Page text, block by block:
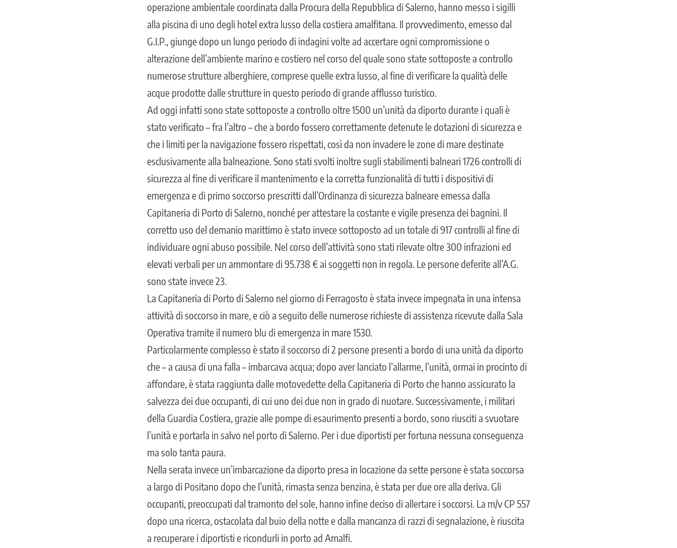
operazione ambientale coordinata dalla Procura della Repubblica di Salerno, hanno messo i sigilli
alla piscina di uno degli hotel extra lusso della costiera amalfitana. Il provvedimento, emesso dal
G.I.P., giunge dopo un lungo periodo di indagini volte ad accertare ogni compromissione o
alterazione dell’ambiente marino e costiero nel corso del quale sono state sottoposte a controllo
numerose strutture alberghiere, comprese quelle extra lusso, al fine di verificare la qualità delle
acque prodotte dalle strutture in questo periodo di grande afflusso turistico.
Ad oggi infatti sono state sottoposte a controllo oltre 1500 un’unità da diporto durante i quali è
stato verificato – fra l’altro – che a bordo fossero correttamente detenute le dotazioni di sicurezza e
che i limiti per la navigazione fossero rispettati, così da non invadere le zone di mare destinate
esclusivamente alla balneazione. Sono stati svolti inoltre sugli stabilimenti balneari 1726 controlli di
sicurezza al fine di verificare il mantenimento e la corretta funzionalità di tutti i dispositivi di
emergenza e di primo soccorso prescritti dall’Ordinanza di sicurezza balneare emessa dalla
Capitaneria di Porto di Salerno, nonché per attestare la costante e vigile presenza dei bagnini. Il
corretto uso del demanio marittimo è stato invece sottoposto ad un totale di 917 controlli al fine di
individuare ogni abuso possibile. Nel corso dell’attività sono stati rilevate oltre 300 infrazioni ed
elevati verbali per un ammontare di 95.738 € ai soggetti non in regola. Le persone deferite all’A.G.
sono state invece 23.
La Capitaneria di Porto di Salerno nel giorno di Ferragosto è stata invece impegnata in una intensa
attività di soccorso in mare, e ciò a seguito delle numerose richieste di assistenza ricevute dalla Sala
Operativa tramite il numero blu di emergenza in mare 1530.
Particolarmente complesso è stato il soccorso di 2 persone presenti a bordo di una unità da diporto
che – a causa di una falla – imbarcava acqua; dopo aver lanciato l’allarme, l’unità, ormai in procinto di
affondare, è stata raggiunta dalle motovedette della Capitaneria di Porto che hanno assicurato la
salvezza dei due occupanti, di cui uno dei due non in grado di nuotare. Successivamente, i militari
della Guardia Costiera, grazie alle pompe di esaurimento presenti a bordo, sono riusciti a svuotare
l’unità e portarla in salvo nel porto di Salerno. Per i due diportisti per fortuna nessuna conseguenza
ma solo tanta paura.
Nella serata invece un’imbarcazione da diporto presa in locazione da sette persone è stata soccorsa
a largo di Positano dopo che l’unità, rimasta senza benzina, è stata per due ore alla deriva. Gli
occupanti, preoccupati dal tramonto del sole, hanno infine deciso di allertare i soccorsi. La m/v CP 557
dopo una ricerca, ostacolata dal buio della notte e dalla mancanza di razzi di segnalazione, è riuscita
a recuperare i diportisti e ricondurli in porto ad Amalfi.